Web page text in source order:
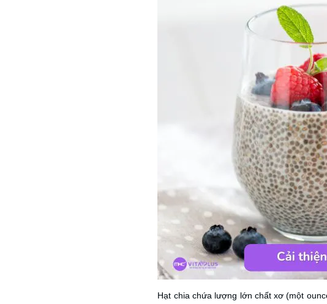
Hạt chia chứa lượng lớn chất xơ (một